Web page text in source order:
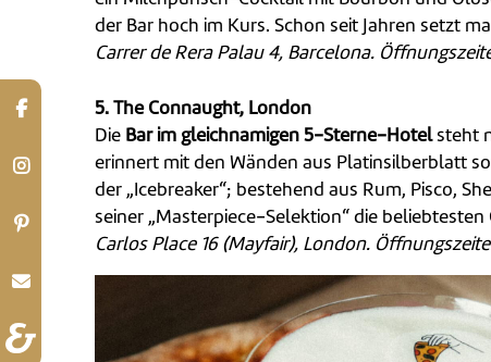
der Bar hoch im Kurs. Schon seit Jahren setzt
Carrer de Rera Palau 4, Barcelona.
5. The Connaught, London
Die Bar im gleichnamigen 5-Sterne-Hotelsteht
erinnert mit den Wänden aus Platinsilberblatt
der „Icebreaker“; bestehend aus Rum, Pisco,
seiner „Masterpiece-Selektion“ die beliebtesten
Carlos Place 16 (Mayfair), London.